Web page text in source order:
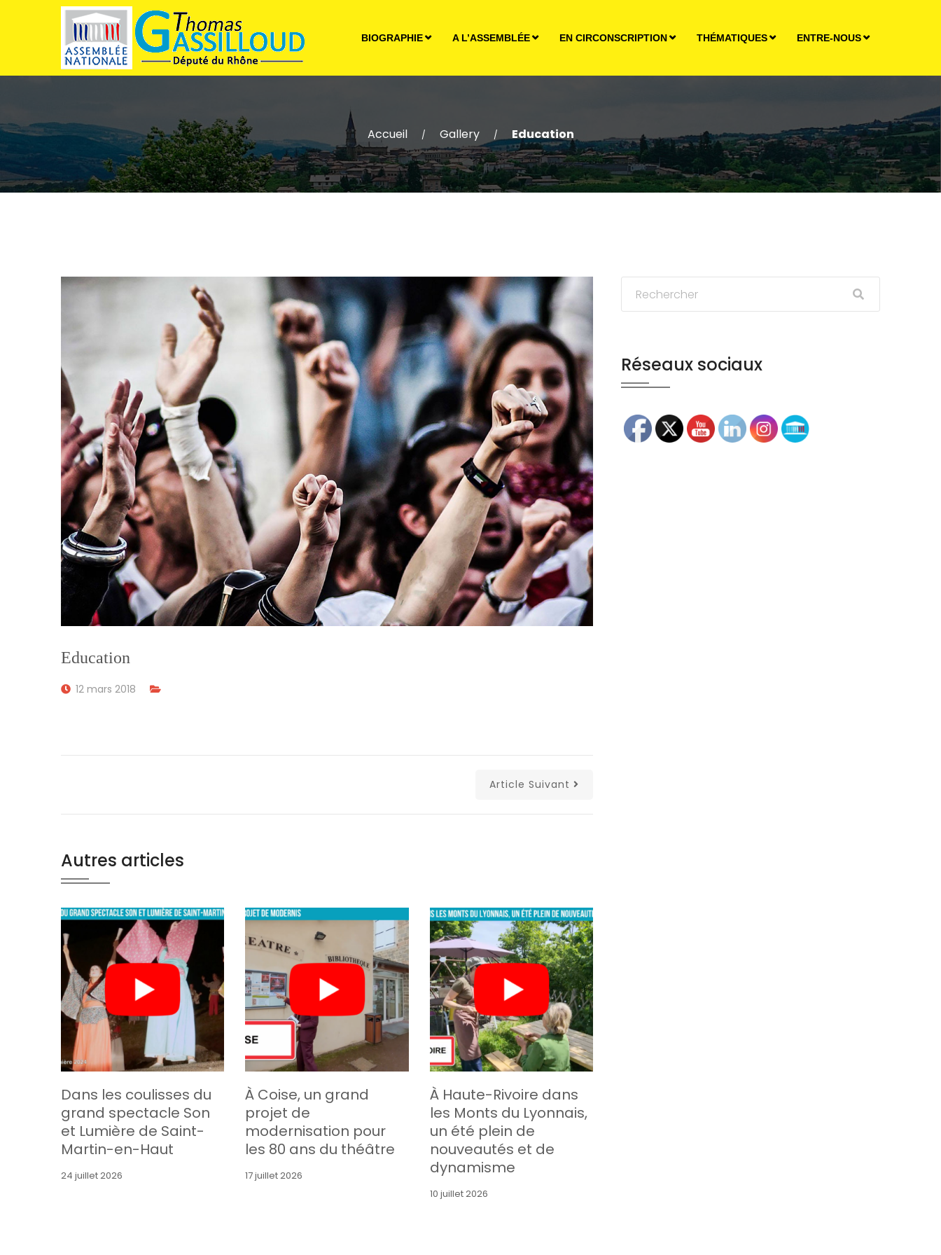
BIOGRAPHIE A L’ASSEMBLÉE EN CIRCONSCRIPTION THÉMATIQUES ENTRE-NOUS
Accueil / Gallery / Education
Education
12 mars 2018
Article Suivant
Autres articles
Dans les coulisses du
grand spectacle Son
et Lumière de Saint-
Martin-en-Haut
24 juillet 2026
À Coise, un grand
projet de
modernisation pour
les 80 ans du théâtre
17 juillet 2026
À Haute-Rivoire dans
les Monts du Lyonnais,
un été plein de
nouveautés et de
dynamisme
10 juillet 2026
Réseaux sociaux